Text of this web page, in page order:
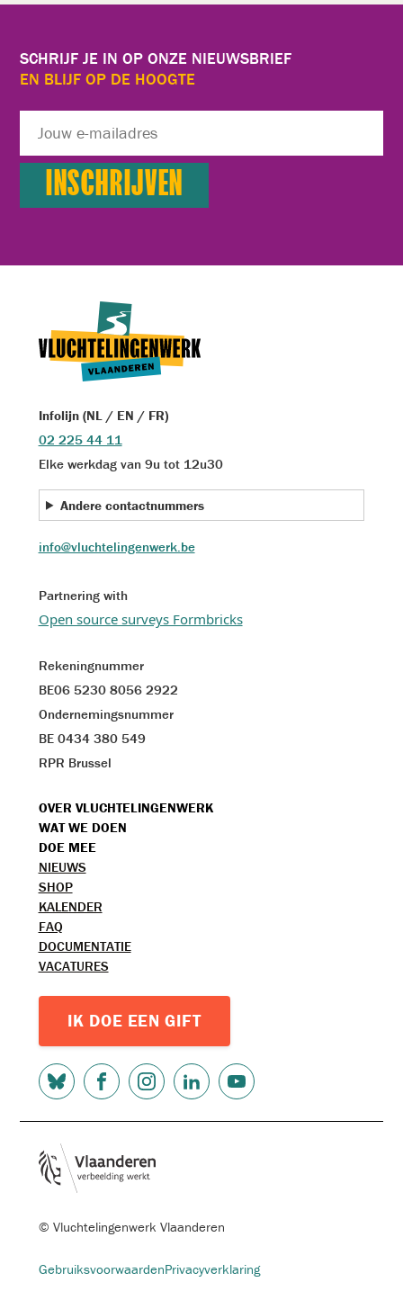
SCHRIJF JE IN OP ONZE NIEUWSBRIEF
EN BLIJF OP DE HOOGTE
Infolijn (NL / EN / FR)
02 225 44 11
Elke werkdag van 9u tot 12u30
Andere contactnummers
info@vluchtelingenwerk.be
Partnering with
Open source surveys Formbricks
Rekeningnummer
BE06 5230 8056 2922
Ondernemingsnummer
BE 0434 380 549
RPR Brussel
VOET
MENU
OVER VLUCHTELINGENWERK
WAT WE DOEN
DOE MEE
TOPMENU
NIEUWS
SHOP
KALENDER
FAQ
DOCUMENTATIE
VACATURES
IK DOE EEN GIFT
SOCIAL
MEDIA
© Vluchtelingenwerk Vlaanderen
FOOTER-
GebruiksvoorwaardenPrivacyverklaring